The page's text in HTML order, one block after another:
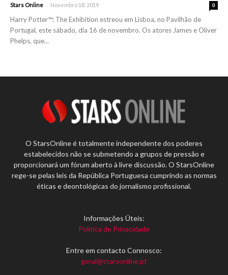
Stars Online - Novembro 18, 2019 0
Harry Potter™: The Exhibition estreou em Lisboa, no Pavilhão de
Portugal, este sábado, dia 16 de novembro. Os atores James e Oliver
Phelps, que...
O StarsOnline é totalmente independente dos poderes
estabelecidos não se submetendo a grupos de pressão e
proporcionará um fórum aberto à livre discussão. O StarsOnline
rege-se pelas leis da República Portuguesa cumprindo as normas
éticas e deontológicas do jornalismo profissional.
Informações Úteis:
Política de Privacidade
Entre em contacto Connosco:
geral@starsonline.pt